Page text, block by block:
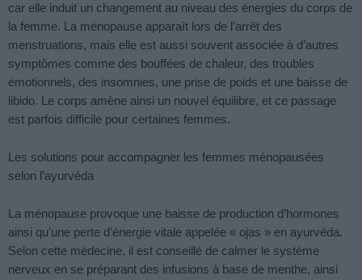
car elle induit un changement au niveau des énergies du corps de
la femme. La ménopause apparaît lors de l’arrêt des
menstruations, mais elle est aussi souvent associée à d’autres
symptômes comme des bouffées de chaleur, des troubles
émotionnels, des insomnies, une prise de poids et une baisse de
libido. Le corps amène ainsi un nouvel équilibre, et ce passage
est parfois difficile pour certaines femmes.
Les solutions pour accompagner les femmes ménopausées
selon l’ayurvéda
La ménopause provoque une baisse de production d’hormones
ainsi qu’une perte d’énergie vitale appelée « ojas » en ayurvéda.
Selon cette médecine, il est conseillé de calmer le système
nerveux en se préparant des infusions à base de menthe, ainsi